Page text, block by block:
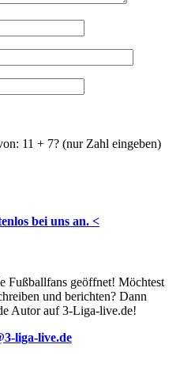
11 + 7? (nur Zahl eingeben)
bei uns an. <
Fußballfans geöffnet! Möchtest
und berichten? Dann
Autor auf 3-Liga-live.de!
liga-live.de